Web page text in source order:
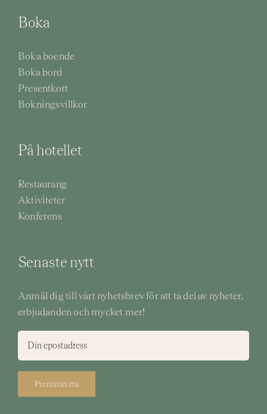
Boka
Boka boende
Boka bord
Presentkort
Bokningsvillkor
På hotellet
Restaurang
Aktiviteter
Konferens
Senaste nytt
Anmäl dig till vårt nyhetsbrev för att ta del av nyheter,
erbjudanden och mycket mer!
Prenumerera